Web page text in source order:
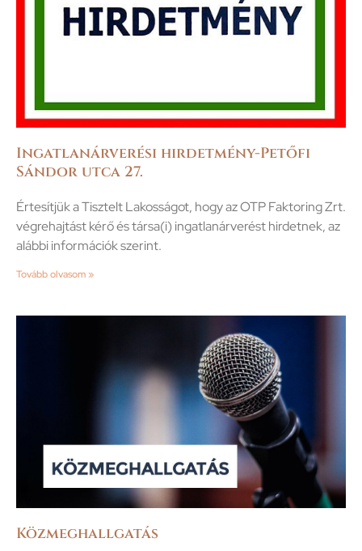
Ingatlanárverési hirdetmény-Petőfi
Sándor utca 27.
Értesítjük a Tisztelt Lakosságot, hogy az OTP Faktoring Zrt.
végrehajtást kérő és társa(i) ingatlanárverést hirdetnek, az
alábbi információk szerint.
Tovább olvasom »
Közmeghallgatás